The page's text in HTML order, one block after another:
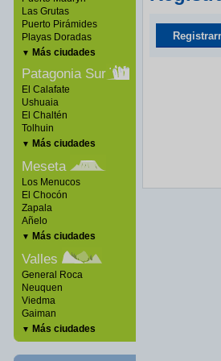
Las Grutas
Puerto Pirámides
Playas Doradas
▼ Más ciudades
Patagonia Sur
El Calafate
Ushuaia
El Chaltén
Tolhuin
▼ Más ciudades
Meseta
Los Menucos
El Chocón
Zapala
Añelo
▼ Más ciudades
Valles
General Roca
Neuquen
Viedma
Gaiman
▼ Más ciudades